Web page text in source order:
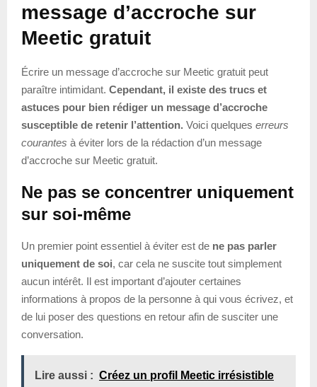
message d’accroche sur
Meetic gratuit
Écrire un message d’accroche sur Meetic gratuit peut
paraître intimidant. Cependant, il existe des trucs et
astuces pour bien rédiger un message d’accroche
susceptible de retenir l’attention. Voici quelques erreurs
courantes à éviter lors de la rédaction d’un message
d’accroche sur Meetic gratuit.
Ne pas se concentrer uniquement
sur soi-même
Un premier point essentiel à éviter est de ne pas parler
uniquement de soi, car cela ne suscite tout simplement
aucun intérêt. Il est important d’ajouter certaines
informations à propos de la personne à qui vous écrivez, et
de lui poser des questions en retour afin de susciter une
conversation.
Lire aussi : Créez un profil Meetic irrésistible